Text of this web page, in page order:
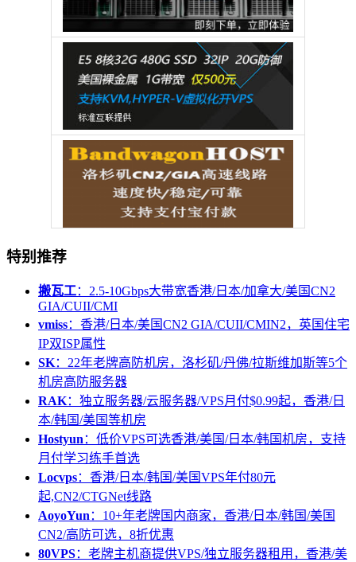
特别推荐
搬瓦工：2.5-10Gbps大带宽香港/日本/加拿大/美国CN2
GIA/CUII/CMI
vmiss：香港/日本/美国CN2 GIA/CUII/CMIN2，英国住宅
IP双ISP属性
SK：22年老牌高防机房，洛杉矶/丹佛/拉斯维加斯等5个
机房高防服务器
RAK：独立服务器/云服务器/VPS月付$0.99起，香港/日
本/韩国/美国等机房
Hostyun ：低价VPS可选香港/美国/日本/韩国机房，支持
月付学习练手首选
Locvps：香港/日本/韩国/美国VPS年付80元
起,CN2/CTGNet线路
AoyoYun ：10+年老牌国内商家，香港/日本/韩国/美国
CN2/高防可选，8折优惠
80VPS：老牌主机商提供VPS/独立服务器租用，香港/美